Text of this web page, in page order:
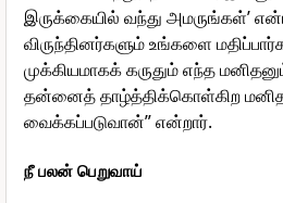
இருக்கையில் வந்து அமருங்கள்’
விருந்தினர்களும் உங்களை
முக்கியமாகக் கருதும் எந்த
தன்னைத் தாழ்த்திக்கொள்கிற
வைக்கப்படுவான்” என்றார்.
நீ பலன் பெறுவாய்